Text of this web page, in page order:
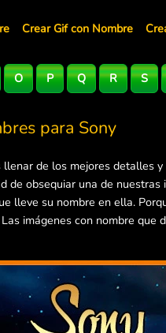
Crear Gif con Nombre
O P Q R S
para Sony
de los mejores detalles y
obsequiar una de nuestras
lleve su nombre en ella.
imágenes con nombre que